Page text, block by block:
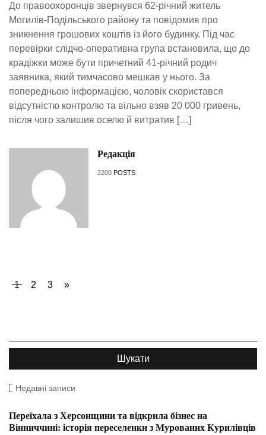
До правоохоронців звернувся 62-річний житель
Могилів-Подільського району та повідомив про
зникнення грошових коштів із його будинку. Під час
перевірки слідчо-оперативна група встановила, що до
крадіжки може бути причетний 41-річний родич
заявника, який тимчасово мешкав у нього. За
попередньою інформацією, чоловік скористався
відсутністю контролю та вільно взяв 20 000 гривень,
після чого залишив оселю й витратив […]
Редакція
2200 POSTS
1 2 3 »
Недавні записи
Переїхала з Херсонщини та відкрила бізнес на
Вінниччині: історія переселенки з Мурованих Курилівців